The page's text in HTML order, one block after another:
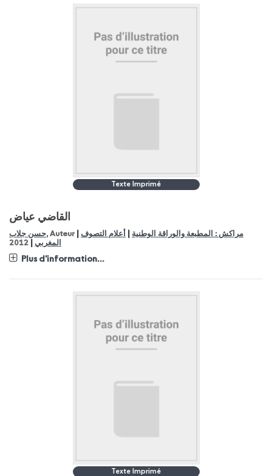
Texte Imprimé
القاضي عياض
حسن جلاب, Auteur مراكش : المطبعة والوراقة الوطنية
أعلام التصوف
المغربي
2012
Plus d'information...
Texte Imprimé